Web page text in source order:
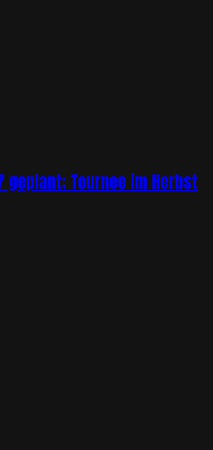
geplant; Tournee im Herbst